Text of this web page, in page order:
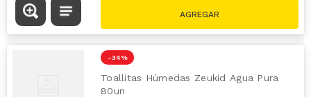
-34 %
Toallitas Húmedas Zeukid Agua Pura
80un